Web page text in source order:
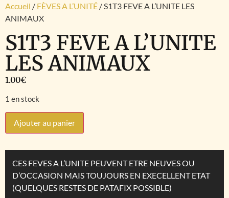
Accueil / FÈVES A L’UNITÉ / S1T3 FEVE A L’UNITE LES
ANIMAUX
S1T3 FEVE A L’UNITE
LES ANIMAUX
1.00€
1 en stock
Ajouter au panier
CES FEVES A L’UNITE PEUVENT ETRE NEUVES OU
D’OCCASION MAIS TOUJOURS EN EXECELLENT ETAT
(QUELQUES RESTES DE PATAFIX POSSIBLE)